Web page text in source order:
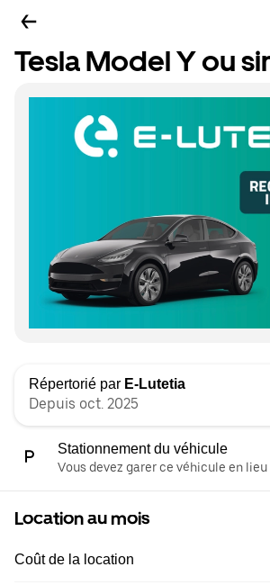
Tesla Model Y ou
Répertorié par E-Lutetia
Depuis oct. 2025
Stationnement du véhicule
Vous devez garer ce véhicule en lieu
Location au mois
Coût de la location